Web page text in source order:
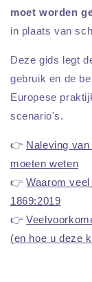
moet worden
in plaats van
Deze gids legt
gebruik en de
Europese
scenario's.
👉 Naleving
moeten weten
👉Waarom
1869:2019
👉
(en hoe u deze